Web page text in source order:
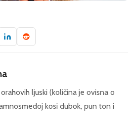
ljuski (količina je ovisna o
kosi dubok, pun ton i